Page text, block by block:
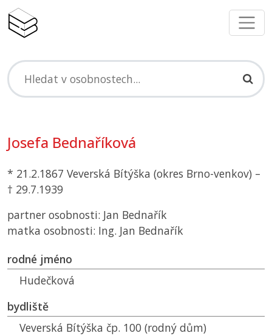
Josefa Bednaříková
* 21.2.1867 Veverská Bítýška (okres Brno-venkov) –
† 29.7.1939
partner osobnosti: Jan Bednařík
matka osobnosti: Ing. Jan Bednařík
rodné jméno
Hudečková
bydliště
Veverská Bítýška čp. 100 (rodný dům)